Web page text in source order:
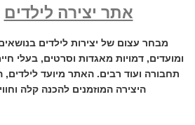
אתר יצירה לילדים
מבחר עצום של יצירות לילדים
ומועדים, דמויות מאגדות וסרטים, בעלי
תחבורה ועוד רבים. האתר מיועד לילדים,
היצירה המוזמנים להכנה קלה